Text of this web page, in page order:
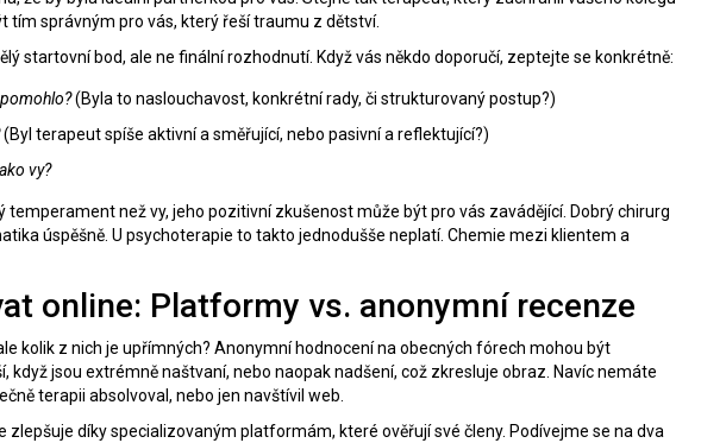
tím správným pro vás, který řeší traumu z dětství.
startovní bod, ale ne finální rozhodnutí. Když vás někdo doporučí, zeptejte se konkrétně:
(Byla to naslouchavost, konkrétní rady, či strukturovaný postup?)
(Byl terapeut spíše aktivní a směřující, nebo pasivní a reflektující?)
vy?
temperament než vy, jeho pozitivní zkušenost může být pro vás zavádějící. Dobrý chirurg
úspěšně. U psychoterapie to takto jednodušše neplatí. Chemie mezi klientem a
online: Platformy vs. anonymní recenze
kolik z nich je upřímných? Anonymní hodnocení na obecných fórech mohou být
když jsou extrémně naštvaní, nebo naopak nadšení, což zkresluje obraz. Navíc nemáte
terapii absolvoval, nebo jen navštívil web.
zlepšuje díky specializovaným platformám, které ověřují své členy. Podívejme se na dva